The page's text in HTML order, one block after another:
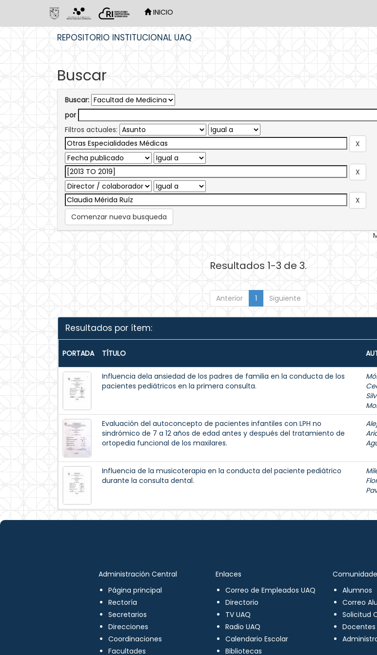
INICIO
REPOSITORIO INSTITUCIONAL UAQ
Buscar
Buscar:
por
Filtros actuales:
Comenzar nueva busqueda
Resultados 1-3 de 3.
Anterior 1 Siguiente
Resultados por ítem:
PORTADA TÍTULO
Influencia dela ansiedad de los padres de familia en la conducta de los
pacientes pediátricos en la primera consulta.
Evaluación del autoconcepto de pacientes infantiles con LPH no
sindrómico de 7 a 12 años de edad antes y después del tratamiento de
ortopedia funcional de los maxilares.
Influencia de la musicoterapia en la conducta del paciente pediátrico
durante la consulta dental.
Administración Central
Página principal
Rectoría
Secretarios
Direcciones
Coordinaciones
Facultades
Enlaces
Correo de Empleados UAQ
Directorio
TV UAQ
Radio UAQ
Calendario Escolar
Bibliotecas
Alumnos
Correo
Solicitud
Docentes